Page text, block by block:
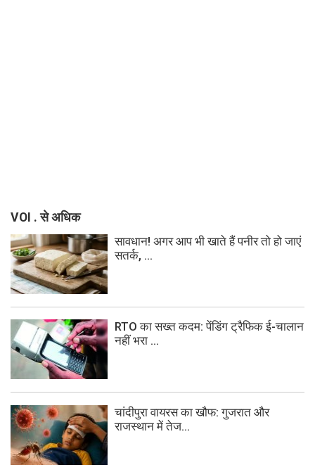
VOI . से अधिक
सावधान! अगर आप भी खाते हैं पनीर तो हो जाएं
सतर्क, ...
RTO का सख्त कदम: पेंडिंग ट्रैफिक ई-चालान
नहीं भरा ...
चांदीपुरा वायरस का खौफ: गुजरात और
राजस्थान में तेज...